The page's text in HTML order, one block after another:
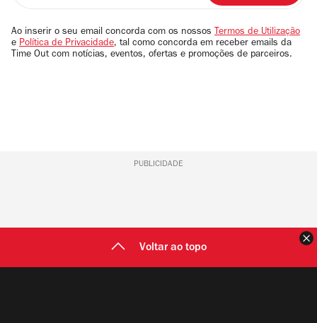
email
Ao inserir o seu email concorda com os nossos Termos de Utilização
e Política de Privacidade, tal como concorda em receber emails da
Time Out com notícias, eventos, ofertas e promoções de parceiros.
PUBLICIDADE
Voltar ao topo